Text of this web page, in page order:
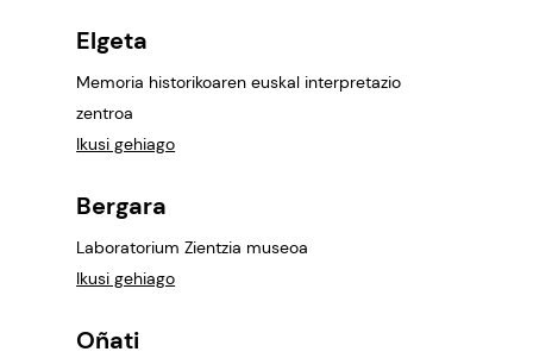
Elgeta
Memoria historikoaren euskal interpretazio
zentroa
Ikusi gehiago
Bergara
Laboratorium Zientzia museoa
Ikusi gehiago
Oñati